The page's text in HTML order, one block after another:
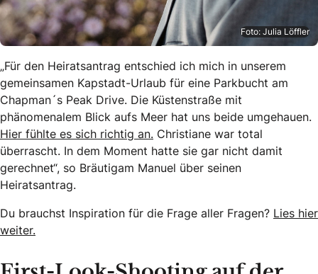
Foto: Julia Löffler
„Für den Heiratsantrag entschied ich mich in unserem
gemeinsamen Kapstadt-Urlaub für eine Parkbucht am
Chapman´s Peak Drive. Die Küstenstraße mit
phänomenalem Blick aufs Meer hat uns beide umgehauen.
Hier fühlte es sich richtig an. Christiane war total
überrascht. In dem Moment hatte sie gar nicht damit
gerechnet“, so Bräutigam Manuel über seinen
Heiratsantrag.
Du brauchst Inspiration für die Frage aller Fragen? Lies hier
weiter.